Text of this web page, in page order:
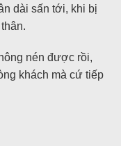
dài sấn tới, khi bị
nén được rồi,
khách mà cứ tiếp